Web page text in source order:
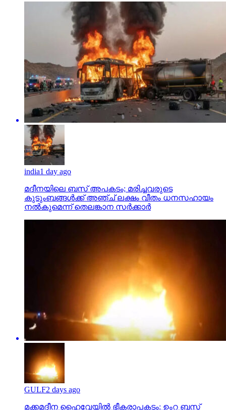
india1 day ago
മദീനയിലെ ബസ് അപകടം; മരിച്ചവരുടെ
കുടുംബങ്ങള്‍ക്ക് അഞ്ച് ലക്ഷം വീതം ധനസഹായം
നല്‍കുമെന്ന് തെലങ്കാന സര്‍ക്കാര്‍
GULF2 days ago
മക്കമദീന ഹൈവേയില്‍ ഭീകരാപകടം: ഉംറ ബസ്
കത്തി, 40 പേര്‍ മരിച്ചു